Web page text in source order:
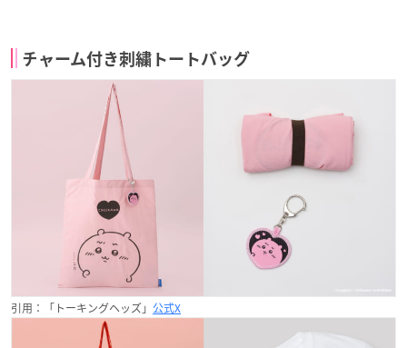
チャーム付き刺繍トートバッグ
引用：「トーキングヘッズ」 公式X